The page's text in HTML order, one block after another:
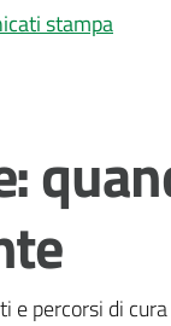
stampa
e percorsi di